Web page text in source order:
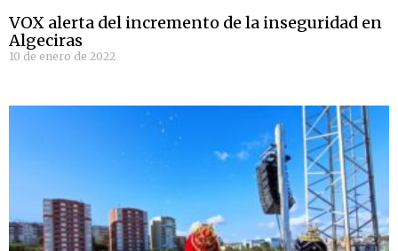
VOX alerta del incremento de la inseguridad en
Algeciras
10 de enero de 2022